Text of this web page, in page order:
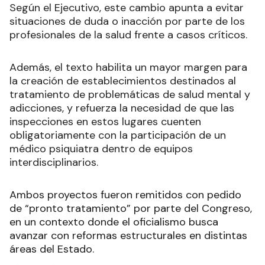
Según el Ejecutivo, este cambio apunta a evitar
situaciones de duda o inacción por parte de los
profesionales de la salud frente a casos críticos.
Además, el texto habilita un mayor margen para
la creación de establecimientos destinados al
tratamiento de problemáticas de salud mental y
adicciones, y refuerza la necesidad de que las
inspecciones en estos lugares cuenten
obligatoriamente con la participación de un
médico psiquiatra dentro de equipos
interdisciplinarios.
Ambos proyectos fueron remitidos con pedido
de “pronto tratamiento” por parte del Congreso,
en un contexto donde el oficialismo busca
avanzar con reformas estructurales en distintas
áreas del Estado.